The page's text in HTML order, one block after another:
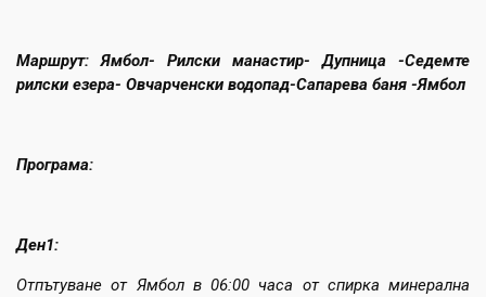
Маршрут: Ямбол- Рилски манастир- Дупница -Седемте
рилски езера- Овчарченски водопад-Сапарева баня -Ямбол
Програма:
Ден1:
Отпътуване от Ямбол в 06:00 часа от спирка минерална